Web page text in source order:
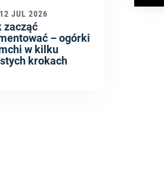
12 JUL 2026
zacząć
– ogórki
w kilku
krokach